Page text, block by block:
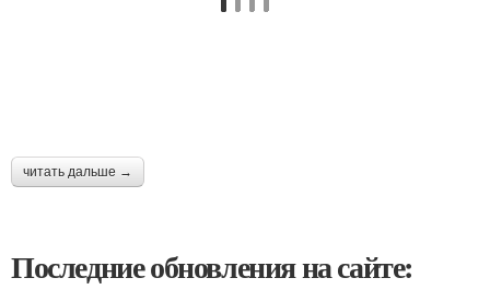
читать дальше →
Последние обновления на сайте: